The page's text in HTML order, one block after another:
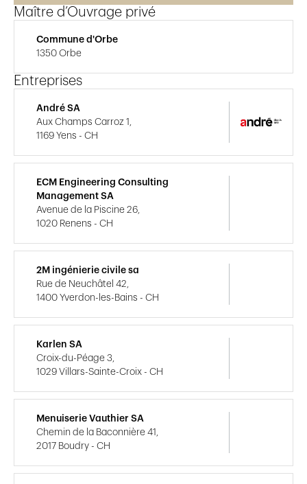
Maître d’Ouvrage privé
Commune d'Orbe
1350 Orbe
Entreprises
André SA
Aux Champs Carroz 1,
1169 Yens - CH
ECM Engineering Consulting
Management SA
Avenue de la Piscine 26,
1020 Renens - CH
2M ingénierie civile sa
Rue de Neuchâtel 42,
1400 Yverdon-les-Bains - CH
Karlen SA
Croix-du-Péage 3,
1029 Villars-Sainte-Croix - CH
Menuiserie Vauthier SA
Chemin de la Baconnière 41,
2017 Boudry - CH